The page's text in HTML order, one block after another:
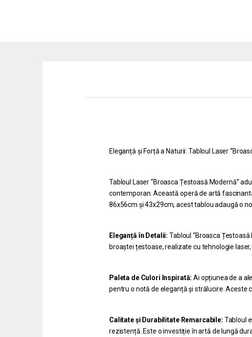
Eleganță și Forță a Naturii: Tabloul Laser
Tabloul Laser “Broasca Țestoasă Modernă”
contemporan. Această operă de artă
86x56cm și 43x29cm, acest tablou adaugă o
Eleganță în Detalii: Tabloul “Broasca
broaștei țestoase, realizate cu tehnologie
Paleta de Culori Inspirată: Ai opțiunea de a
pentru o notă de eleganță și strălucire. Aceste
Calitate și Durabilitate Remarcabile: Tabloul
rezistență. Este o investiție în artă de lungă